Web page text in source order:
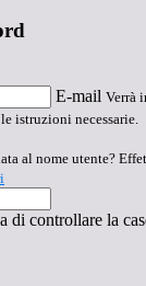
E-mail Verrà
istruzioni necessarie.
al nome utente?
di controllare la